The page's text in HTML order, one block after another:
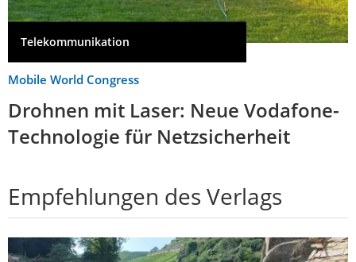
Telekommunikation
Mobile World Congress
Drohnen mit Laser: Neue Vodafone-
Technologie für Netzsicherheit
Empfehlungen des Verlags